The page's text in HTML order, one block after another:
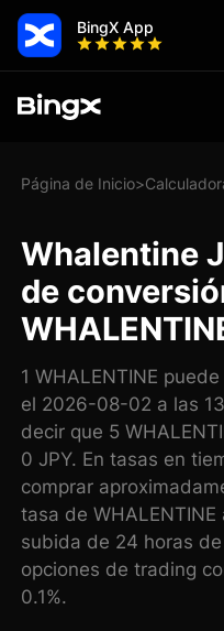
BingX App
Página de Inicio>
Whalentine
de
1 WHALENTINE
el 2026-08-02 a las
decir que 5
0 JPY. En tasas en
comprar
tasa de
subida de 24 horas
opciones de trading
0.1%.